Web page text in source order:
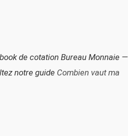
de cotation Bureau Monnaie —
notre guide Combien vaut ma